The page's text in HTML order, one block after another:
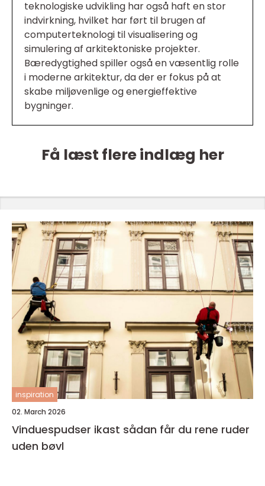
teknologiske udvikling har også haft en stor
indvirkning, hvilket har ført til brugen af
computerteknologi til visualisering og
simulering af arkitektoniske projekter.
Bæredygtighed spiller også en væsentlig rolle
i moderne arkitektur, da der er fokus på at
skabe miljøvenlige og energieffektive
bygninger.
Få læst flere indlæg her
inspiration
02. March 2026
Vinduespudser ikast sådan får du rene ruder
uden bøvl